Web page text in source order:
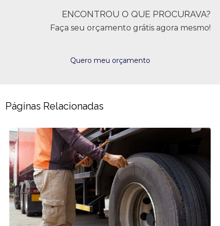
ENCONTROU O QUE PROCURAVA?
Faça seu orçamento grátis agora mesmo!
Quero meu orçamento
Páginas Relacionadas